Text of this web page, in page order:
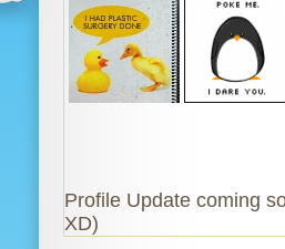
Profile Update coming
XD)